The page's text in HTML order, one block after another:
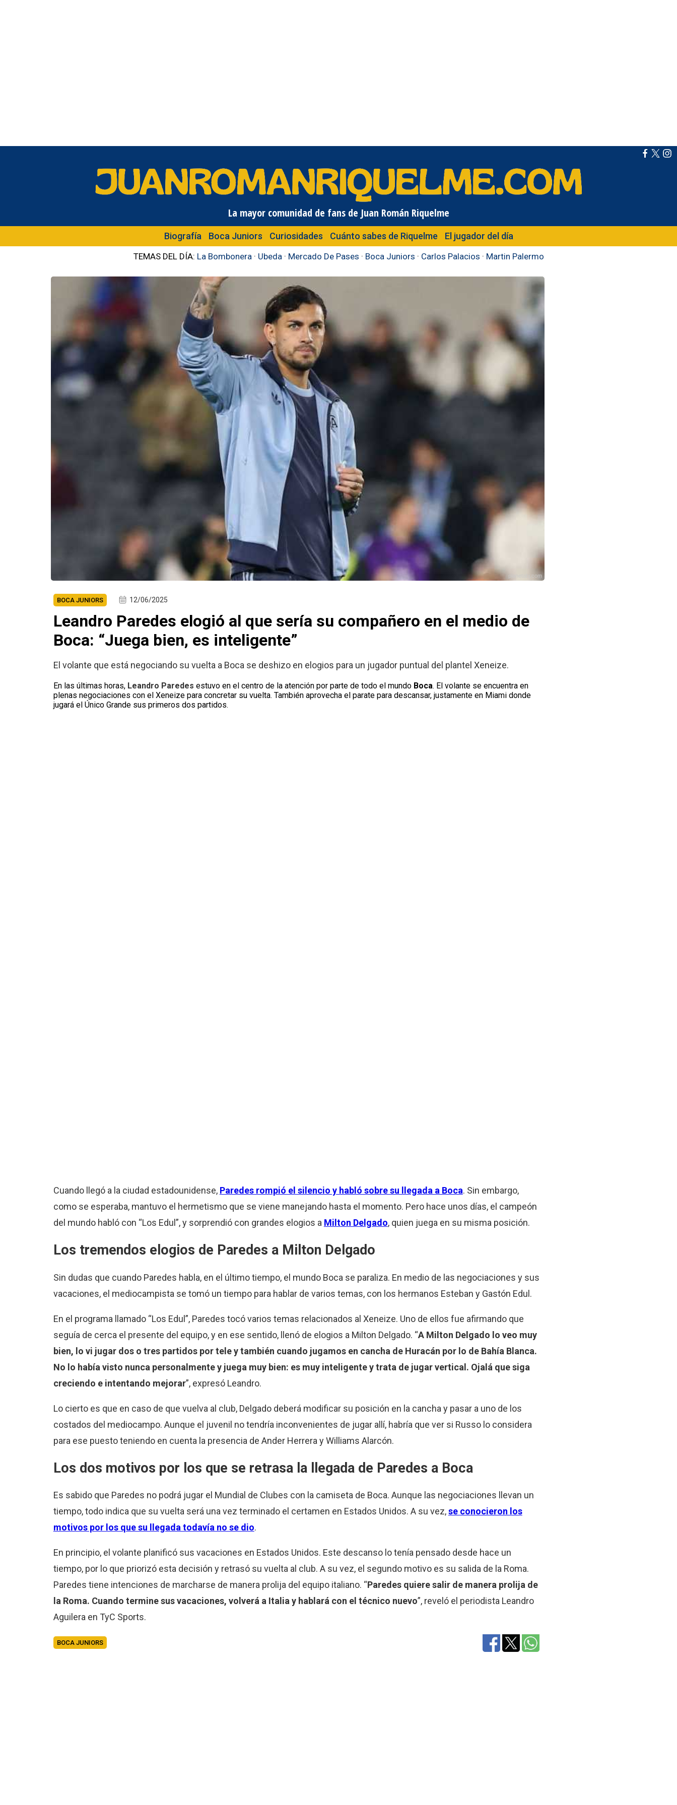
La mayor comunidad de fans de Juan Román Riquelme
Biografía Boca Juniors Curiosidades Cuánto sabes de Riquelme El jugador del día
TEMAS DEL DÍA: La Bombonera · Ubeda · Mercado De Pases · Boca Juniors · Carlos Palacios · Martin Palermo
planetabj.com
BOCA JUNIORS 12/06/2025
Leandro Paredes elogió al que sería su compañero en el medio de
Boca: “Juega bien, es inteligente”
El volante que está negociando su vuelta a Boca se deshizo en elogios para un jugador puntual del plantel Xeneize.
En las últimas horas, Leandro Paredes estuvo en el centro de la atención por parte de todo el mundo Boca. El volante se encuentra en
plenas negociaciones con el Xeneize para concretar su vuelta. También aprovecha el parate para descansar, justamente en Miami donde
jugará el Único Grande sus primeros dos partidos.
Cuando llegó a la ciudad estadounidense, Paredes rompió el silencio y habló sobre su llegada a Boca. Sin embargo,
como se esperaba, mantuvo el hermetismo que se viene manejando hasta el momento. Pero hace unos días, el campeón
del mundo habló con “Los Edul”, y sorprendió con grandes elogios a Milton Delgado, quien juega en su misma posición.
Los tremendos elogios de Paredes a Milton Delgado
Sin dudas que cuando Paredes habla, en el último tiempo, el mundo Boca se paraliza. En medio de las negociaciones y sus
vacaciones, el mediocampista se tomó un tiempo para hablar de varios temas, con los hermanos Esteban y Gastón Edul.
En el programa llamado “Los Edul”, Paredes tocó varios temas relacionados al Xeneize. Uno de ellos fue afirmando que
seguía de cerca el presente del equipo, y en ese sentido, llenó de elogios a Milton Delgado. “A Milton Delgado lo veo muy
bien, lo vi jugar dos o tres partidos por tele y también cuando jugamos en cancha de Huracán por lo de Bahía Blanca.
No lo había visto nunca personalmente y juega muy bien: es muy inteligente y trata de jugar vertical. Ojalá que siga
creciendo e intentando mejorar”, expresó Leandro.
Lo cierto es que en caso de que vuelva al club, Delgado deberá modificar su posición en la cancha y pasar a uno de los
costados del mediocampo. Aunque el juvenil no tendría inconvenientes de jugar allí, habría que ver si Russo lo considera
para ese puesto teniendo en cuenta la presencia de Ander Herrera y Williams Alarcón.
Los dos motivos por los que se retrasa la llegada de Paredes a Boca
Es sabido que Paredes no podrá jugar el Mundial de Clubes con la camiseta de Boca. Aunque las negociaciones llevan un
tiempo, todo indica que su vuelta será una vez terminado el certamen en Estados Unidos. A su vez,se conocieron los
motivos por los que su llegada todavía no se dio.
En principio, el volante planificó sus vacaciones en Estados Unidos. Este descanso lo tenía pensado desde hace un
tiempo, por lo que priorizó esta decisión y retrasó su vuelta al club. A su vez, el segundo motivo es su salida de la Roma.
Paredes tiene intenciones de marcharse de manera prolija del equipo italiano. “Paredes quiere salir de manera prolija de
la Roma. Cuando termine sus vacaciones, volverá a Italia y hablará con el técnico nuevo”, reveló el periodista Leandro
Aguilera en TyC Sports.
BOCA JUNIORS